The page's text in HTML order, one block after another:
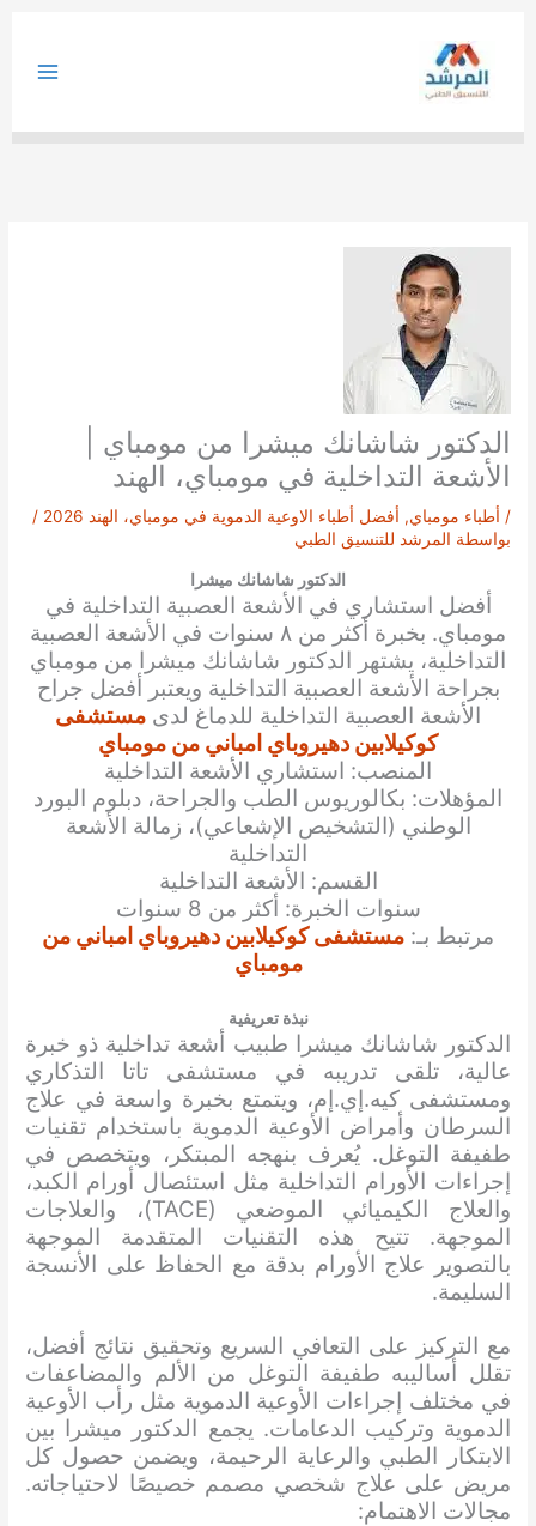
الدكتور شاشانك ميشرا من مومباي |
الأشعة التداخلية في مومباي، الهند
/ أطباء مومباي, أفضل أطباء الاوعية الدموية في مومباي، الهند 2026
/
بواسطة المرشد للتنسيق الطبي
الدكتور شاشانك ميشرا
أفضل استشاري في الأشعة العصبية التداخلية في
مومباي. بخبرة أكثر من ٨ سنوات في
الأشعة العصبية
التداخلية، يشتهر الدكتور شاشانك ميشرا من مومباي
بجراحة الأشعة العصبية التداخلية ويعتبر أفضل جراح
الأشعة العصبية التداخلية للدماغ لدى مستشفى
كوكيلابين دهيروباي امباني من مومباي
المنصب: استشاري الأشعة التداخلية
المؤهلات: بكالوريوس الطب والجراحة، دبلوم البورد
الوطني (التشخيص الإشعاعي)، زمالة الأشعة
التداخلية
القسم: الأشعة التداخلية
سنوات الخبرة: أكثر من 8 سنوات
مرتبط بـ: مستشفى كوكيلابين دهيروباي امباني من
مومباي
نبذة تعريفية
الدكتور شاشانك ميشرا طبيب أشعة تداخلية ذو خبرة
عالية، تلقى تدريبه في مستشفى تاتا التذكاري
ومستشفى كيه.إي.إم، ويتمتع بخبرة واسعة في علاج
السرطان وأمراض الأوعية الدموية باستخدام تقنيات
طفيفة التوغل. يُعرف بنهجه المبتكر، ويتخصص في
إجراءات الأورام التداخلية مثل استئصال أورام الكبد،
والعلاج الكيميائي الموضعي (TACE)، والعلاجات
الموجهة. تتيح هذه التقنيات المتقدمة الموجهة
بالتصوير علاج الأورام بدقة مع الحفاظ على الأنسجة
السليمة.
مع التركيز على التعافي السريع وتحقيق نتائج أفضل،
تقلل أساليبه طفيفة التوغل من الألم والمضاعفات
في مختلف إجراءات الأوعية الدموية مثل رأب الأوعية
الدموية وتركيب الدعامات. يجمع الدكتور ميشرا بين
الابتكار الطبي والرعاية الرحيمة، ويضمن حصول كل
مريض على علاج شخصي مصمم خصيصًا لاحتياجاته.
مجالات الاهتمام: